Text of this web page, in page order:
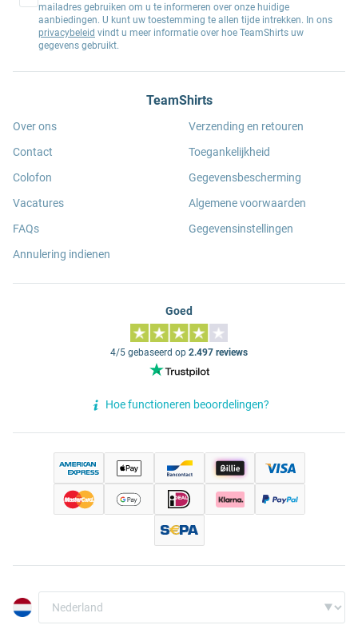
mailadres gebruiken om u te informeren over onze huidige
aanbiedingen. U kunt uw toestemming te allen tijde intrekken. In ons
privacybeleid vindt u meer informatie over hoe TeamShirts uw
gegevens gebruikt.
TeamShirts
Over ons
Contact
Colofon
Vacatures
FAQs
Annulering indienen
Verzending en retouren
Toegankelijkheid
Gegevensbescherming
Algemene voorwaarden
Gegevensinstellingen
Goed
4/5 gebaseerd op 2.497 reviews
Hoe functioneren beoordelingen?